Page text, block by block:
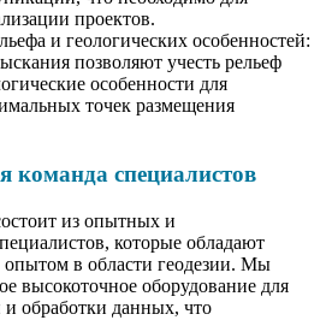
проектов.
и геологических особенностей:
позволяют учесть рельеф
особенности для
точек размещения
команда специалистов
из опытных и
которые обладают
в области геодезии. Мы
высокоточное оборудование для
обработки данных, что